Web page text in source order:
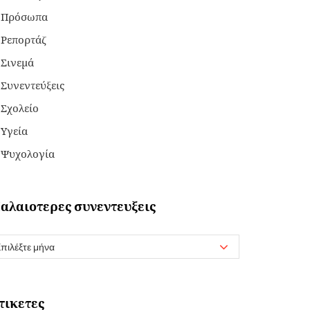
Πρόσωπα
Ρεπορτάζ
Σινεμά
Συνεντεύξεις
Σχολείο
Υγεία
Ψυχολογία
συνεντευξεις